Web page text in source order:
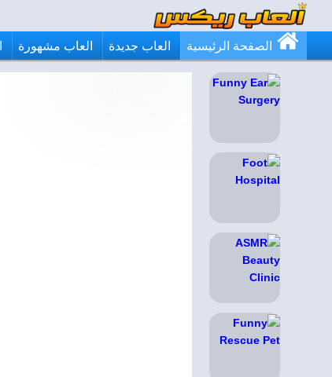
الصفحة الرئيسية العاب جديدة العاب مشهورة